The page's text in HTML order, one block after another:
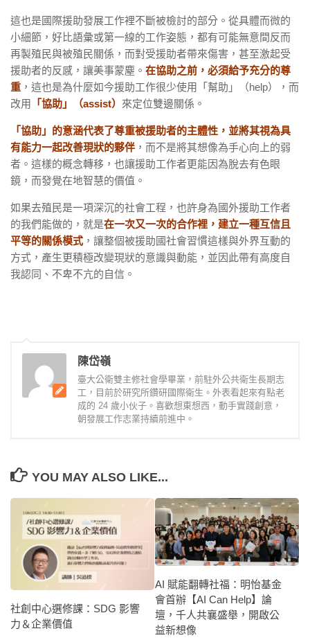
這也是國際援助發展工作裡不斷被檢討的部分。從具體而微的
小細節，好比語彙或第一線的工作姿態，都有可能無意間反而
再製殖民與被殖民關係，而對受援助者帶來傷害，甚至激起受
援助者的反感，讓美事蒙塵。 在協助之前，必須給予充分的尊
重 ，這也是為什麼如今援助工作很少使用「幫助」（help），而
改用
「協助」（assist） 來定位雙邊關係。
「協助」的意涵代表了尊重被援助者的主體性，並將其視為具
有能力一起改善現狀的夥伴 ，而不是將其想像為手心向上的弱
者。這樣的概念轉移，也讓援助工作者更能因為脫去有色眼
鏡，而發覺在地智慧的價值。
如果去殖民是一項深沉的社會工程，也許身為國外援助工作者
的我們能做的，就是在一次又一次的合作裡，建立一種互信且
平等的關係模式 ，讓整個被援助國社會習慣這樣與外界互動的
方式，產生更積極改變現狀的意識與動能，並因此帶有高度自
我認同、不卑不亢的自信。
陳岱嶺
臺大公衛雙主修社會學畢業，前駐外公共衛生長期志
工，目前於研究所鑽研國際衛生。外表看起來有點老
成的 24 歲小伙子。喜歡想東想西，動手實踐創意，
朝發展工作志業持續前進中。
YOU MAY ALSO LIKE...
社創中心選修課：SDG 影響
力＆企業價值
AI 賦能翻轉社福：明怡基金
會首辦【AI Can Help】論
壇，千人共襄盛舉，開啟公
益新想像